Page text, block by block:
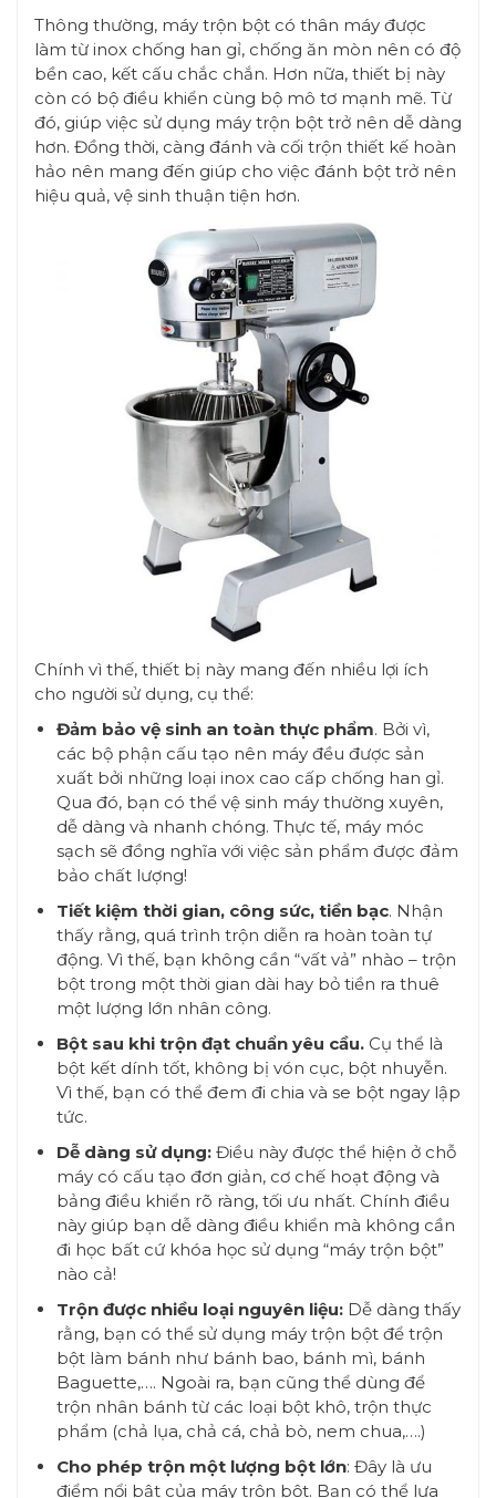
Thông thường, máy trộn bột có thân máy được
làm từ inox chống han gỉ, chống ăn mòn nên có độ
bền cao, kết cấu chắc chắn. Hơn nữa, thiết bị này
còn có bộ điều khiển cùng bộ mô tơ mạnh mẽ. Từ
đó, giúp việc sử dụng máy trộn bột trở nên dễ dàng
hơn. Đồng thời, càng đánh và cối trộn thiết kế hoàn
hảo nên mang đến giúp cho việc đánh bột trở nên
hiệu quả, vệ sinh thuận tiện hơn.
Chính vì thế, thiết bị này mang đến nhiều lợi ích
cho người sử dụng, cụ thể:
Đảm bảo vệ sinh an toàn thực phẩm. Bởi vì,
các bộ phận cấu tạo nên máy đều được sản
xuất bởi những loại inox cao cấp chống han gỉ.
Qua đó, bạn có thể vệ sinh máy thường xuyên,
dễ dàng và nhanh chóng. Thực tế, máy móc
sạch sẽ đồng nghĩa với việc sản phẩm được đảm
bảo chất lượng!
Tiết kiệm thời gian, công sức, tiền bạc. Nhận
thấy rằng, quá trình trộn diễn ra hoàn toàn tự
động. Vì thế, bạn không cần “vất vả” nhào – trộn
bột trong một thời gian dài hay bỏ tiền ra thuê
một lượng lớn nhân công.
Bột sau khi trộn đạt chuẩn yêu cầu.Cụ thể là
bột kết dính tốt, không bị vón cục, bột nhuyễn.
Vì thế, bạn có thể đem đi chia và se bột ngay lập
tức.
Dễ dàng sử dụng:Điều này được thể hiện ở chỗ
máy có cấu tạo đơn giản, cơ chế hoạt động và
bảng điều khiển rõ ràng, tối ưu nhất. Chính điều
này giúp bạn dễ dàng điều khiển mà không cần
đi học bất cứ khóa học sử dụng “máy trộn bột”
nào cả!
Trộn được nhiều loại nguyên liệu:Dễ dàng thấy
rằng, bạn có thể sử dụng máy trộn bột để trộn
bột làm bánh như bánh bao, bánh mì, bánh
Baguette,…. Ngoài ra, bạn cũng thể dùng để
trộn nhân bánh từ các loại bột khô, trộn thực
phẩm (chả lụa, chả cá, chả bò, nem chua,….)
Cho phép trộn một lượng bột lớn: Đây là ưu
điểm nổi bật của máy trộn bột. Bạn có thể lựa